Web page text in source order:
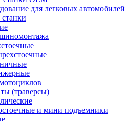
для легковых автомобилей
(траверсы)
и мини подъемники